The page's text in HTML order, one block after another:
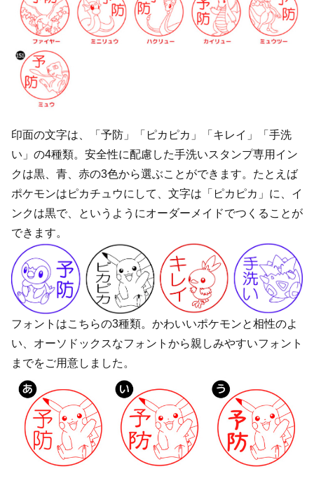
印面の文字は、「予防」「ピカピカ」「キレイ」「手洗
い」の4種類。安全性に配慮した手洗いスタンプ専用イン
クは黒、青、赤の3色から選ぶことができます。たとえば
ポケモンはピカチュウにして、文字は「ピカピカ」に、イ
ンクは黒で、というようにオーダーメイドでつくることが
できます。
フォントはこちらの3種類。かわいいポケモンと相性のよ
い、オーソドックスなフォントから親しみやすいフォント
までをご用意しました。